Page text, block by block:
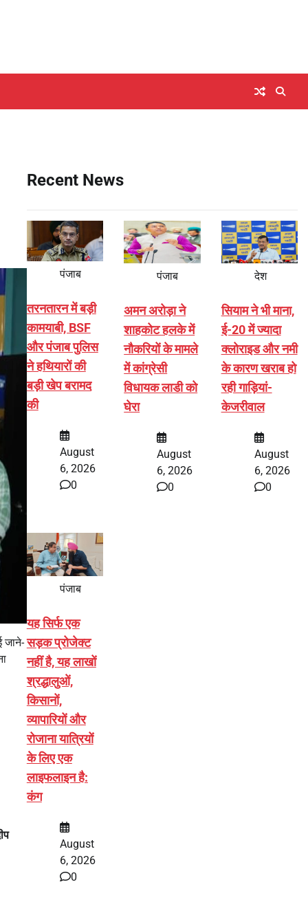
जाने-
Recent News
पंजाब
तरनतारन में बड़ी
कामयाबी, BSF
और पंजाब पुलिस
ने हथियारों की
बड़ी खेप बरामद
की
August
6, 2026
0
पंजाब
अमन अरोड़ा ने
शाहकोट हलके में
नौकरियों के मामले
में कांग्रेसी
विधायक लाडी को
घेरा
August
6, 2026
0
देश
सियाम ने भी माना,
ई-20 में ज्यादा
क्लोराइड और नमी
के कारण खराब हो
रही गाड़ियां-
केजरीवाल
August
6, 2026
0
पंजाब
यह सिर्फ एक
सड़क प्रोजेक्ट
नहीं है, यह लाखों
श्रद्धालुओं,
किसानों,
व्यापारियों और
रोजाना यात्रियों
के लिए एक
लाइफलाइन है:
कंग
August
6, 2026
0